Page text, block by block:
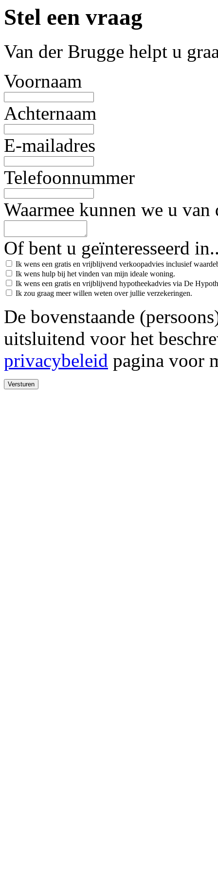
Stel een vraag
Van der Brugge helpt u
Voornaam
Achternaam
E-mailadres
Telefoonnummer
Waarmee kunnen we u
Of bent u geïnteresseerd
Ik wens een gratis en vrijblijvend verkoopadvies inclusief
Ik wens hulp bij het vinden van mijn ideale woning.
Ik wens een gratis en vrijblijvend hypotheekadvies via De
Ik zou graag meer willen weten over jullie verzekeringen.
De bovenstaande
uitsluitend voor het
privacybeleid pagina voor
Versturen